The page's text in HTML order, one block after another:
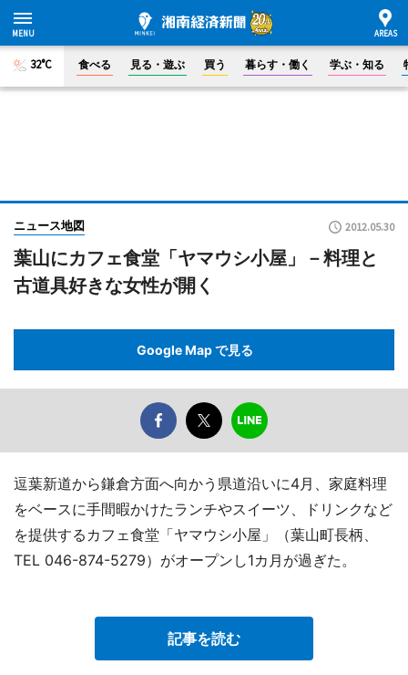
32°C 食べる 見る・遊ぶ 買う 暮らす・働く 学ぶ・知る
ニュース地図 2012.05.30
葉山にカフェ食堂「ヤマウシ小屋」－料理と
古道具好きな女性が開く
Google Map で見る
逗葉新道から鎌倉方面へ向かう県道沿いに4月、家庭料理
をベースに手間暇かけたランチやスイーツ、ドリンクなど
を提供するカフェ食堂「ヤマウシ小屋」（葉山町長柄、
TEL 046-874-5279）がオープンし1カ月が過ぎた。
記事を読む